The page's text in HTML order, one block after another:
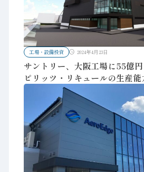
工場・設備投資 2024年4月23日
サントリー、大阪工場に55億
ピリッツ・リキュールの生産